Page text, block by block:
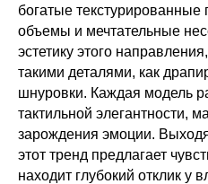
богатые текстурированные
объемы и мечтательные
эстетику этого
такими деталями, как
шнуровки. Каждая модель
тактильной элегантности,
зарождения эмоции.
этот тренд предлагает
находит глубокий отклик у